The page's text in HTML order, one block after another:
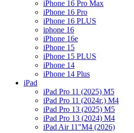
iPhone 16 Pro Max
iPhone 16 Pro
iPhone 16 PLUS
iphone 16
iPhone 16e
iPhone 15
iPhone 15 PLUS
iPhone 14
iPhone 14 Plus
iPad
iPad Pro 11 (2025) M5
iPad Pro 11 (2024г.) M4
iPad Pro 13 (2025) M5
iPad Pro 13 (2024) M4
iPad Air 11"M4 (2026)